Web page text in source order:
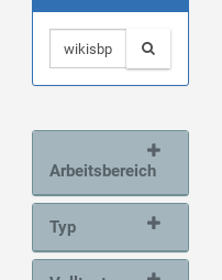
Arbeitsbereich
Typ